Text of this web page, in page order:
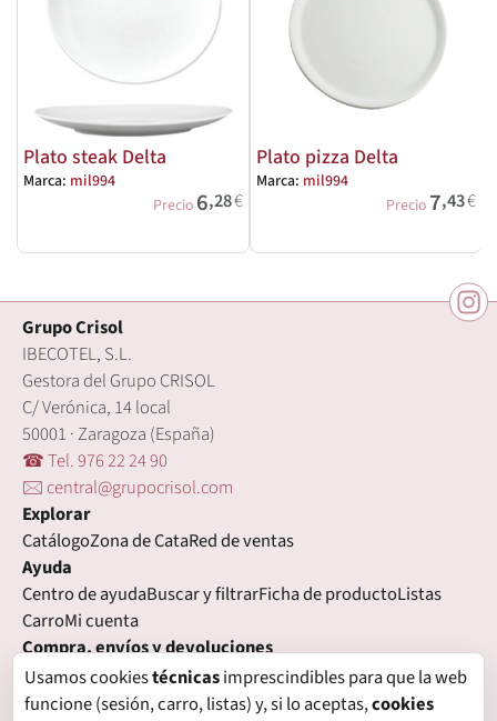
Plato steak Delta
Marca: mil994
Precio 6,28€
Plato pizza Delta
Marca: mil994
Precio 7,43€
Grupo Crisol
IBECOTEL, S.L.
Gestora del Grupo CRISOL
C/ Verónica, 14 local
50001 · Zaragoza (España)
☎ Tel. 976 22 24 90
🖂 central@grupocrisol.com
Explorar
CatálogoZona de CataRed de ventas
Ayuda
Centro de ayudaBuscar y filtrarFicha de productoListas
CarroMi cuenta
Compra, envíos y devoluciones
Condiciones de compraFormas de pagoGastos de envío
Plazos de entregaDevolucionesGarantía
Usamos cookiestécnicasimprescindibles para que la web
funcione (sesión, carro, listas) y, si lo aceptas,cookies